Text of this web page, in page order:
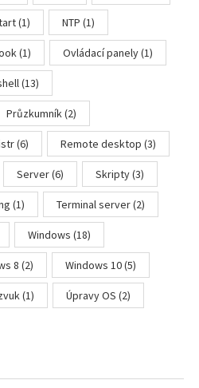
(1) NTP (1)
(1) Ovládací panely(1)
(13)
Průzkumník(2)
(6) Remote desktop (3)
Server(6) Skripty(3)
(1) Terminal server(2)
Windows (18)
8 (2) Windows 10(5)
(1) Úpravy OS (2)